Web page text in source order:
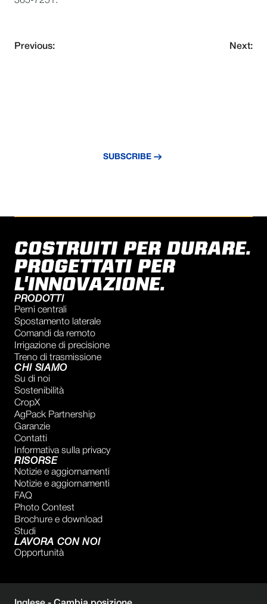
Previous: Next:
SUBSCRIBE
COSTRUITI PER DURARE.
PROGETTATI PER
L'INNOVAZIONE.
PRODOTTI
Perni centrali
Spostamento laterale
Comandi da remoto
Irrigazione di precisione
Treno di trasmissione
CHI SIAMO
Su di noi
Sostenibilità
CropX
AgPack Partnership
Garanzie
Contatti
Informativa sulla privacy
RISORSE
Notizie e aggiornamenti
Notizie e aggiornamenti
FAQ
Photo Contest
Brochure e download
Studi
LAVORA CON NOI
Opportunità